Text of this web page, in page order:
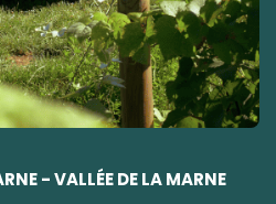
- VALLÉE DE LA MARNE